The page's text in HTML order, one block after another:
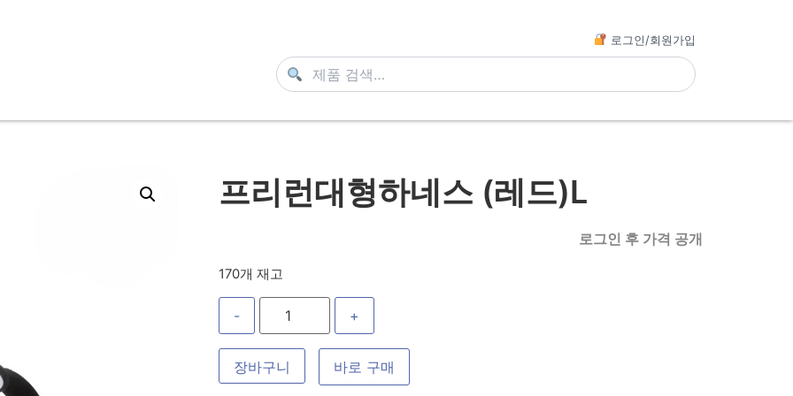
로그인/회원가입
프리런대형하네스 (레드)L
로그인 후 가격 공개
170개 재고
- +
장바구니 바로 구매